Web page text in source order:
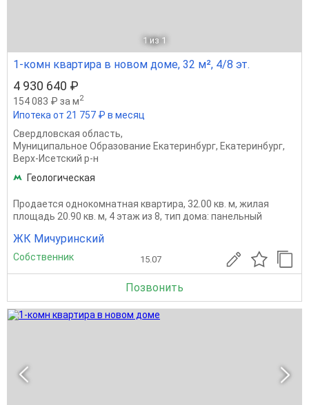
1 из 1
1-комн квартира в новом доме, 32 м², 4/8 эт.
4 930 640 ₽
154 083 ₽ за м2
Ипотека от 21 757 ₽ в месяц
Свердловская область,
Муниципальное Образование Екатеринбург, Екатеринбург,
Верх-Исетский р-н
Геологическая
Продается однокомнатная квартира, 32.00 кв. м, жилая
площадь 20.90 кв. м, 4 этаж из 8, тип дома: панельный
ЖК Мичуринский
Собственник 15.07
Позвонить